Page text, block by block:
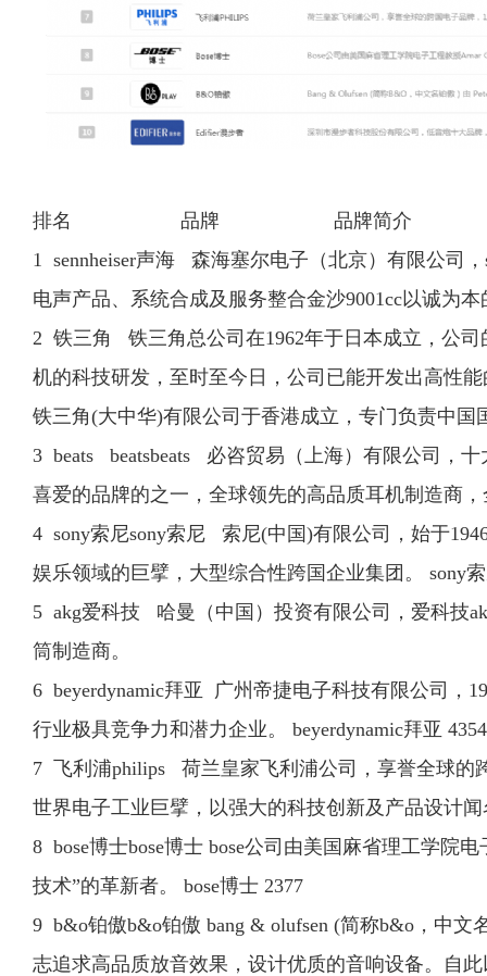
排名 品牌 品牌简介 排
1 sennheiser声海 森海塞尔电子（北京）有限公司
电声产品、系统合成及服务整合金沙9001cc以诚为
2 铁三角 铁三角总公司在1962年于日本成立，公
机的科技研发，至时至今日，公司已能开发出高性
铁三角(大中华)有限公司于香港成立，专门负责中
3 beats beatsbeats 必咨贸易（上海）有限公司，
喜爱的品牌的之一，全球领先的高品质耳机制造商
4 sony索尼sony索尼 索尼(中国)有限公司，始于
娱乐领域的巨擘，大型综合性跨国企业集团。 sony
5 akg爱科技 哈曼（中国）投资有限公司，爱科技
筒制造商。
6 beyerdynamic拜亚 广州帝捷电子科技有限公司，
行业极具竞争力和潜力企业。 beyerdynamic拜亚 4354
7 飞利浦philips 荷兰皇家飞利浦公司，享誉全球的
世界电子工业巨擘，以强大的科技创新及产品设计
8 bose博士bose博士 bose公司由美国麻省理工学院
技术”的革新者。 bose博士 2377
9 b&o铂傲b&o铂傲 bang & olufsen (简称b&o，中文
志追求高品质放音效果，设计优质的音响设备。自